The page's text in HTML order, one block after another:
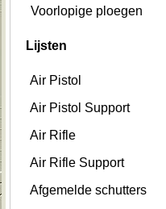
Voorlopige ploegen
Lijsten
Air Pistol
Air Pistol Support
Air Rifle
Air Rifle Support
Afgemelde schutters